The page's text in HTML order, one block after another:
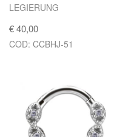
LEGIERUNG
€ 40,00
COD: CCBHJ-51